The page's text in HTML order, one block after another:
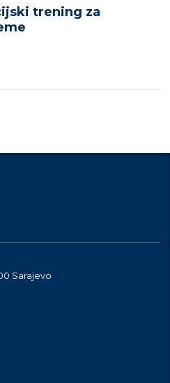
trening za
Sarajevo